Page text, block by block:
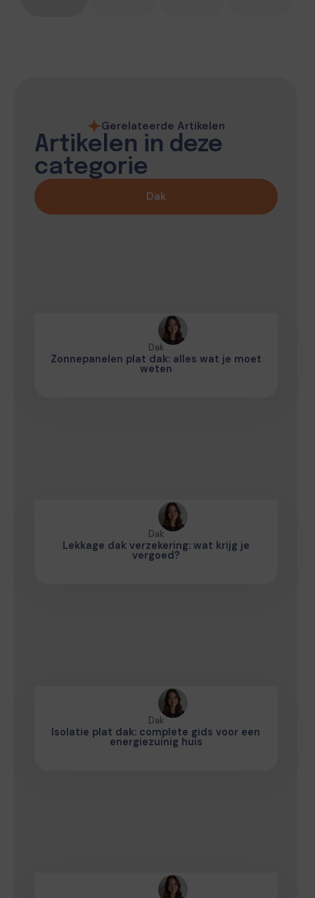
Gerelateerde Artikelen
Artikelen in deze
categorie
Dak
Dak
Zonnepanelen plat dak: alles wat je moet
weten
Dak
Lekkage dak verzekering: wat krijg je
vergoed?
Dak
Isolatie plat dak: complete gids voor een
energiezuinig huis